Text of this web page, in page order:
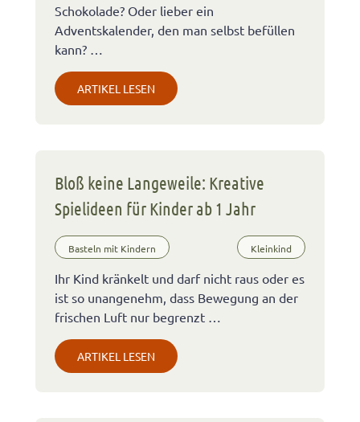
Schokolade? Oder lieber ein
Adventskalender, den man selbst befüllen
kann? …
ARTIKEL LESEN
Bloß keine Langeweile: Kreative
Spielideen für Kinder ab 1 Jahr
Basteln mit Kindern Kleinkind
Ihr Kind kränkelt und darf nicht raus oder es
ist so unangenehm, dass Bewegung an der
frischen Luft nur begrenzt …
ARTIKEL LESEN